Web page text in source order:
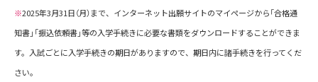
※2025年3月31日（月）まで、インターネット出願サイトのマイページから「合格通
知書」「振込依頼書」等の入学手続きに必要な書類をダウンロードすることができま
す。入試ごとに入学手続きの期日がありますので、期日内に諸手続きを行ってくだ
さい。